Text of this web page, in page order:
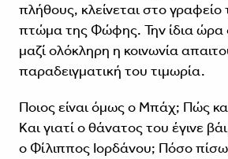
πλήθους, κλείνεται στο
πτώμα της Φώφης. Την ίδια ώρα
μαζί ολόκληρη η κοινωνία
παραδειγματική του τιμωρία.
Ποιος είναι όμως ο Μπάχ; Πώς
Και γιατί ο θάνατος του έγινε
ο Φίλιππος Ιορδάνου; Πόσο